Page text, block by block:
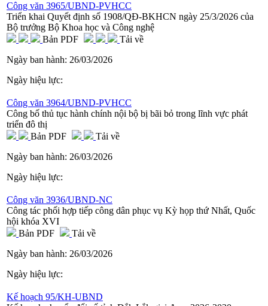
Công văn 3965/UBND-PVHCC
Triển khai Quyết định số 1908/QĐ-BKHCN ngày 25/3/2026 của
Bộ trưởng Bộ Khoa học và Công nghệ
Bản PDF
Tải về
Ngày ban hành: 26/03/2026
Ngày hiệu lực:
Công văn 3964/UBND-PVHCC
Công bố thủ tục hành chính nội bộ bị bãi bỏ trong lĩnh vực phát
triển đô thị
Bản PDF
Tải về
Ngày ban hành: 26/03/2026
Ngày hiệu lực:
Công văn 3936/UBND-NC
Công tác phối hợp tiếp công dân phục vụ Kỳ họp thứ Nhất, Quốc
hội khóa XVI
Bản PDF
Tải về
Ngày ban hành: 26/03/2026
Ngày hiệu lực:
Kế hoạch 95/KH-UBND